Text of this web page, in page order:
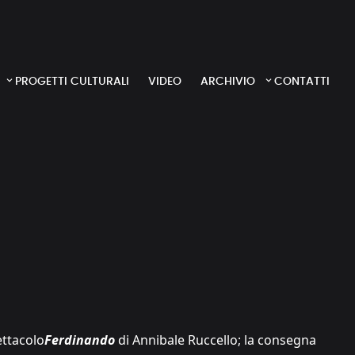
PROGETTI CULTURALI VIDEO ARCHIVIO CONTATTI
Ferdinandodi Annibale Ruccello; la consegna